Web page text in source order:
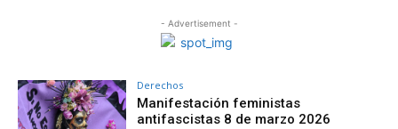
- Advertisement -
Derechos
Manifestación feministas
antifascistas 8 de marzo 2026